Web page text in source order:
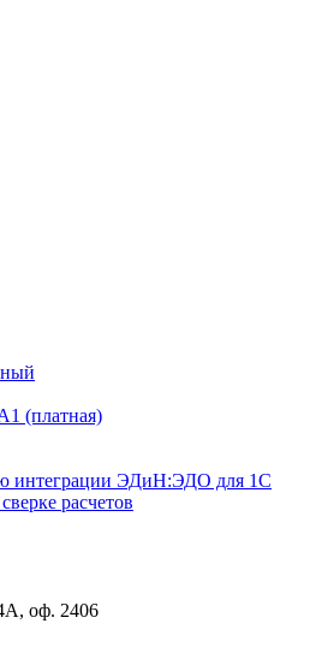
(платная)
интеграции ЭДиН:ЭДО для 1С
расчетов
оф. 2406